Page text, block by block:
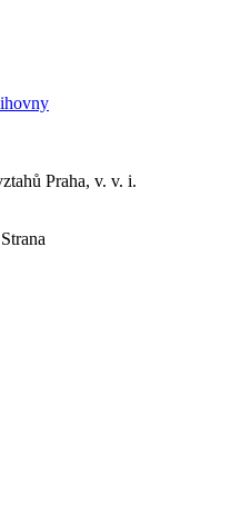
Praha, v. v. i.